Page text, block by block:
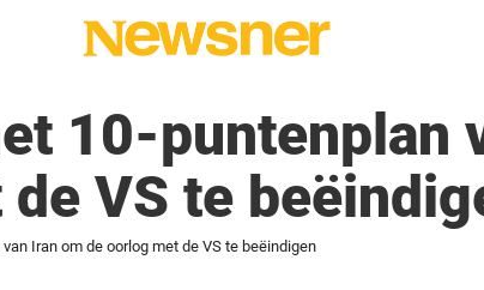
10-puntenplan
VS te
Iran om de oorlog met de VS te beëindigen